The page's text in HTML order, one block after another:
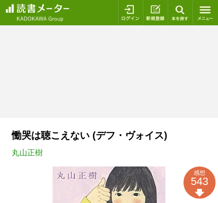
ログイン 新規登録
慟哭は聴こえない (デフ・ヴォイス)
丸山正樹
感想
543